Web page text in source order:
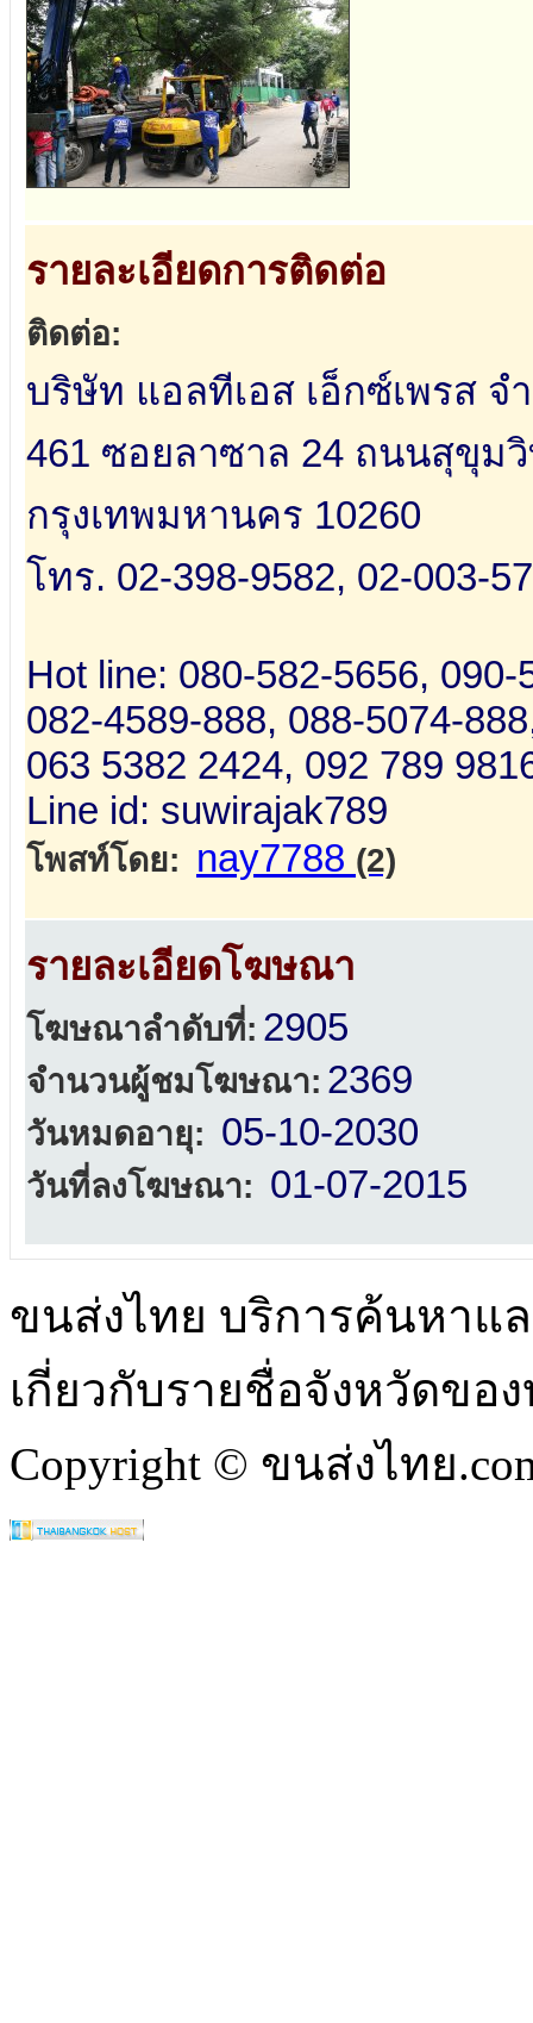
รายละเอียดการติดต่อ
ติดต่อ:
บริษัท แอลทีเอส เอ็กซ์เพรส จ
461 ซอยลาซาล 24 ถนนสุขุม
กรุงเทพมหานคร 10260
โทร. 02-398-9582, 02-003-
Hot line: 080-582-5656, 090-
082-4589-888, 088-5074-
063 5382 2424, 092 789
Line id: suwirajak789
โพสท์โดย: nay7788 (2)
รายละเอียดโฆษณา
โฆษณาลำดับที่: 2905
จำนวนผู้ชมโฆษณา: 2369
วันหมดอายุ: 05-10-2030
วันที่ลงโฆษณา: 01-07-2015
ขนส่งไทย บริการค้นหาแ
เกี่ยวกับรายชื่อจังหวัดขอ
Copyright © ขนส่งไทย